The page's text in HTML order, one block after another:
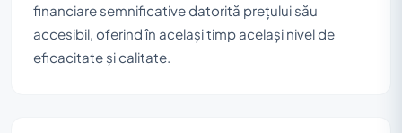
financiare semnificative datorită prețului său
accesibil, oferind în același timp același nivel de
eficacitate și calitate.